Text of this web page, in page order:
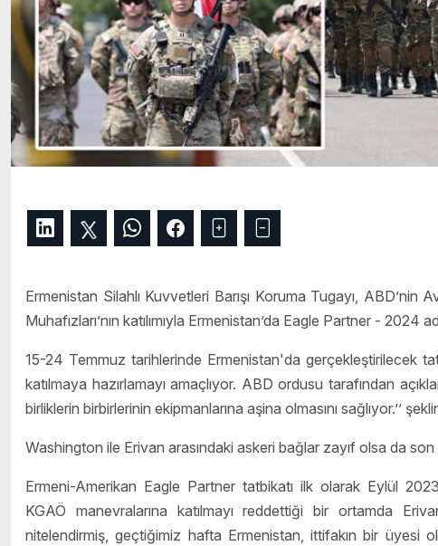
Ermenistan Silahlı Kuvvetleri Barışı Koruma Tugayı,
Muhafızları’nın katılımıyla Ermenistan’da Eagle Partner - 2024
15-24 Temmuz tarihlerinde Ermenistan'da gerçekleştirilecek
katılmaya hazırlamayı amaçlıyor. ABD ordusu tarafından
birliklerin birbirlerinin ekipmanlarına aşina olmasını sağlıyor.’’
Washington ile Erivan arasındaki askeri bağlar zayıf olsa da son
Ermeni-Amerikan Eagle Partner tatbikatı ilk olarak Eylül
KGAÖ manevralarına katılmayı reddettiği bir ortamda
nitelendirmiş, geçtiğimiz hafta Ermenistan, ittifakın bir üyesi